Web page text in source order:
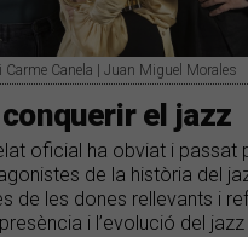
Carme Canela | Juan Miguel Morales
el jazz
oficial ha obviat i passat
de la història del
de les dones rellevants i
i l’evolució del